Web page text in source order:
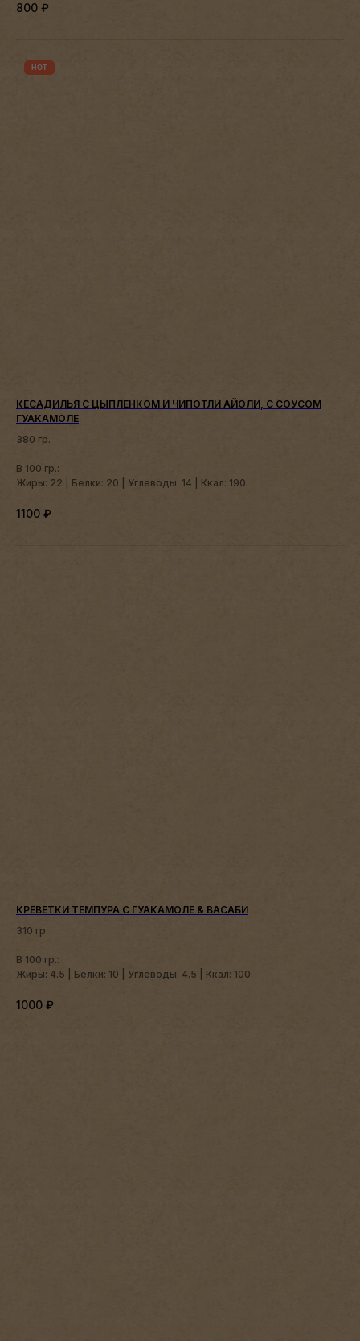
800 ₽
HOT
КЕСАДИЛЬЯ С ЦЫПЛЕНКОМ И ЧИПОТЛИ АЙОЛИ, С СОУСОМ
ГУАКАМОЛЕ
380 гр.
В 100 гр.:
Жиры: 22 | Белки: 20 | Углеводы: 14 | Ккал: 190
1100 ₽
КРЕВЕТКИ ТЕМПУРА С ГУАКАМОЛЕ & ВАСАБИ
310 гр.
В 100 гр.:
Жиры: 4.5 | Белки: 10 | Углеводы: 4.5 | Ккал: 100
1000 ₽